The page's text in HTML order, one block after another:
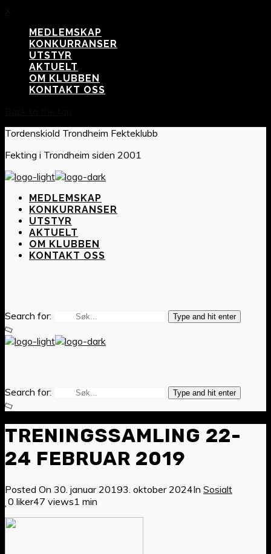
MEDLEMSKAP
KONKURRANSER
UTSTYR
AKTUELT
OM KLUBBEN
KONTAKT OSS
Tordenskiold Trondheim Fekteklubb
Fekting i Trondheim siden 2001
MEDLEMSKAP
KONKURRANSER
UTSTYR
AKTUELT
OM KLUBBEN
KONTAKT OSS
Search for: Type and hit enter
Search for: Type and hit enter
TRENINGSSAMLING 22-
24 FEBRUAR 2019
Posted On 30. januar 20193. oktober 2024In Sosialt
0 liker47 views1 min